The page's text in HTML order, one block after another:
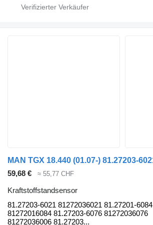
59,68 € ≈ 55,77 CHF
Kraftstoffstandsensor
81.27203-6021 81272036021 81.27201-6084
81272016084 81.27203-6076 81272036076
81272036006 81.27203...